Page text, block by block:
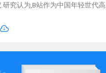
研究认为,B站作为中国年轻世代
经济的发展和学习型社会的构建.